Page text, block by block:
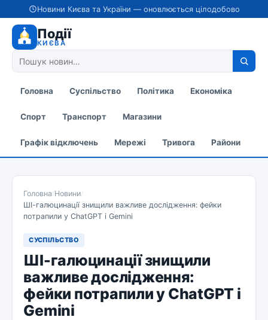
Новини Києва та України — оновлюється цілодобово
Події
КИЄВА
Головна Суспільство Політика Економіка
Спорт Транспорт Магазини
Графік відключень Мережі Тривога Райони
Головна/Новини/
ШІ-галюцинації знищили важливе дослідження: фейки
потрапили у ChatGPT і Gemini
СУСПІЛЬСТВО
ШІ-галюцинації знищили
важливе дослідження:
фейки потрапили у ChatGPT і
Gemini